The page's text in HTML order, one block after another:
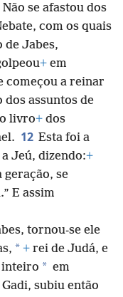
Não se afastou dos
com os quais
de Jabes,
+ em
começou a reinar
dos assuntos de
livro+ dos
12 Esta foi a
Jeú, dizendo:+
geração, se
E assim
tornou-se ele
* + rei de Judá, e
inteiro * em
subiu então